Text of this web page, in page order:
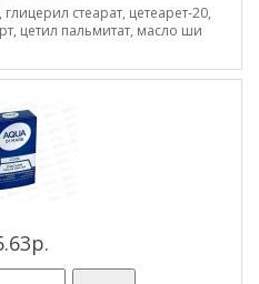
стеарат, цетеарет-20,
цетил пальмитат, масло ши